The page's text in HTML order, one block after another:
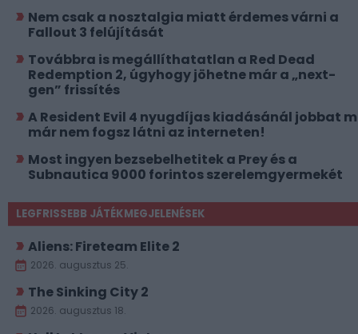
Nem csak a nosztalgia miatt érdemes várni a
Fallout 3 felújítását
Továbbra is megállíthatatlan a Red Dead
Redemption 2, úgyhogy jöhetne már a „next-
gen” frissítés
A Resident Evil 4 nyugdíjas kiadásánál jobbat
már nem fogsz látni az interneten!
Most ingyen bezsebelhetitek a Prey és a
Subnautica 9000 forintos szerelemgyermekét
LEGFRISSEBB JÁTÉKMEGJELENÉSEK
Aliens: Fireteam Elite 2
2026. augusztus 25.
The Sinking City 2
2026. augusztus 18.